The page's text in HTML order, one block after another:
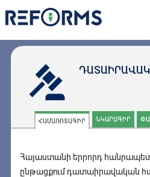
content
ՀԱՄԱՌՈՏԱԳԻՐ ՆԿԱՐԱԳԻՐ
Հայաստանի երրորդ
ընթացքում դատաիրավական